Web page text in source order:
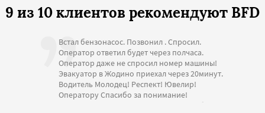
9 из 10 клиентов рекомендуют BFD
Встал бензонасос. Позвонил . Спросил.
Оператор ответил будет через полчаса.
Оператор даже не спросил номер машины!
Эвакуатор в Жодино приехал через 20минут.
Водитель Молодец! Респект! Ювелир!
Оператору Спасибо за понимание!
Стоимость адекватная. Большое спасибо за